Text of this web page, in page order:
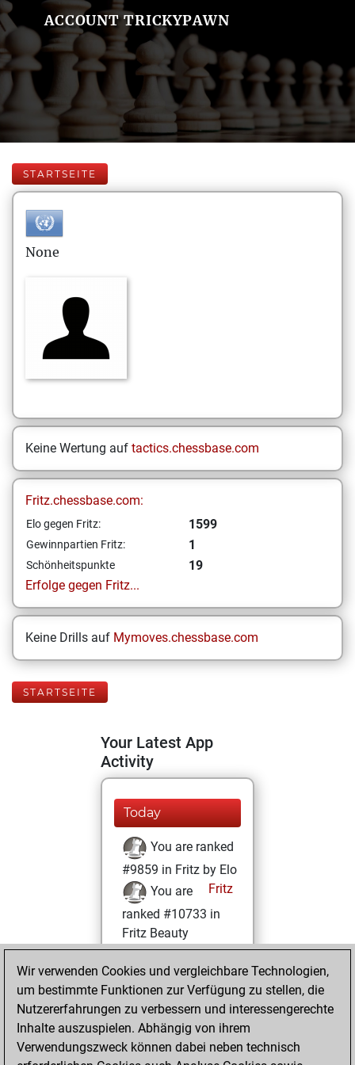
ACCOUNT TRICKYPAWN
STARTSEITE
None
Keine Wertung auf tactics.chessbase.com
Fritz.chessbase.com:
Elo gegen Fritz: 1599
Gewinnpartien Fritz: 1
Schönheitspunkte
19
Erfolge gegen Fritz...
Keine Drills auf Mymoves.chessbase.com
STARTSEITE
Your Latest App
Activity
Today
You are ranked
#9859 in Fritz by Elo
Fritz
You are
ranked #10733 in
Fritz Beauty
Donnerstag,
Januar 14, 2021
You won
against Fritz
Fritz
Wir verwenden Cookies und vergleichbare Technologien,
um bestimmte Funktionen zur Verfügung zu stellen, die
Nutzererfahrungen zu verbessern und interessengerechte
Inhalte auszuspielen. Abhängig von ihrem
Verwendungszweck können dabei neben technisch